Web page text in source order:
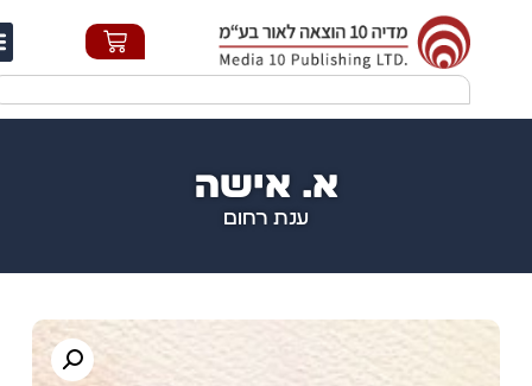
א. אישה
ענת רחום